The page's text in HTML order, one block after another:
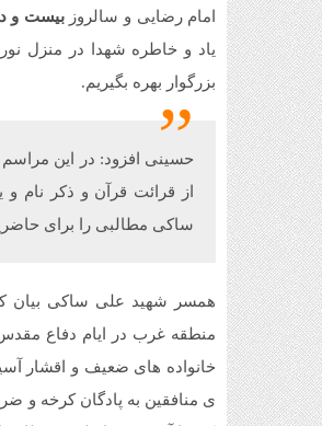
امام رضایی و سالروزبیست و
یاد و خاطره شهدا در منزل
بزرگوار بهره بگیریم.
حسینی افزود: در این مراسم
از قرائت قرآن و ذکر
ساکی مطالبی را برای
همسر شهید علی ساکی بیان
منطقه غرب در ایام دفاع
خانواده های ضعیف و اقشار
ی منافقين به پادگان کرخه و